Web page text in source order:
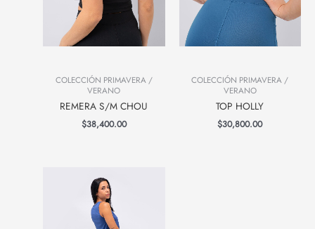
COLECCIÓN PRIMAVERA /
VERANO
REMERA S/M CHOU
$38,400.00
COLECCIÓN PRIMAVERA /
VERANO
TOP HOLLY
$30,800.00